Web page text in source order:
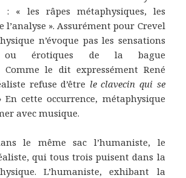
: « les râpes métaphysiques, les
l’analyse ». Assurément pour Crevel
n’évoque pas les sensations
ou érotiques de la bague
Comme le dit expressément René
refuse d’être le clavecin qui se
En cette occurrence, métaphysique
avec musique.
le même sac l’humaniste, le
qui tous trois puisent dans la
L’humaniste, exhibant la